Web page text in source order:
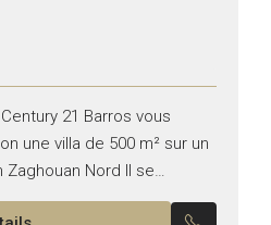
21 Barros vous
une villa de 500 m² sur un
Zaghouan Nord Il se